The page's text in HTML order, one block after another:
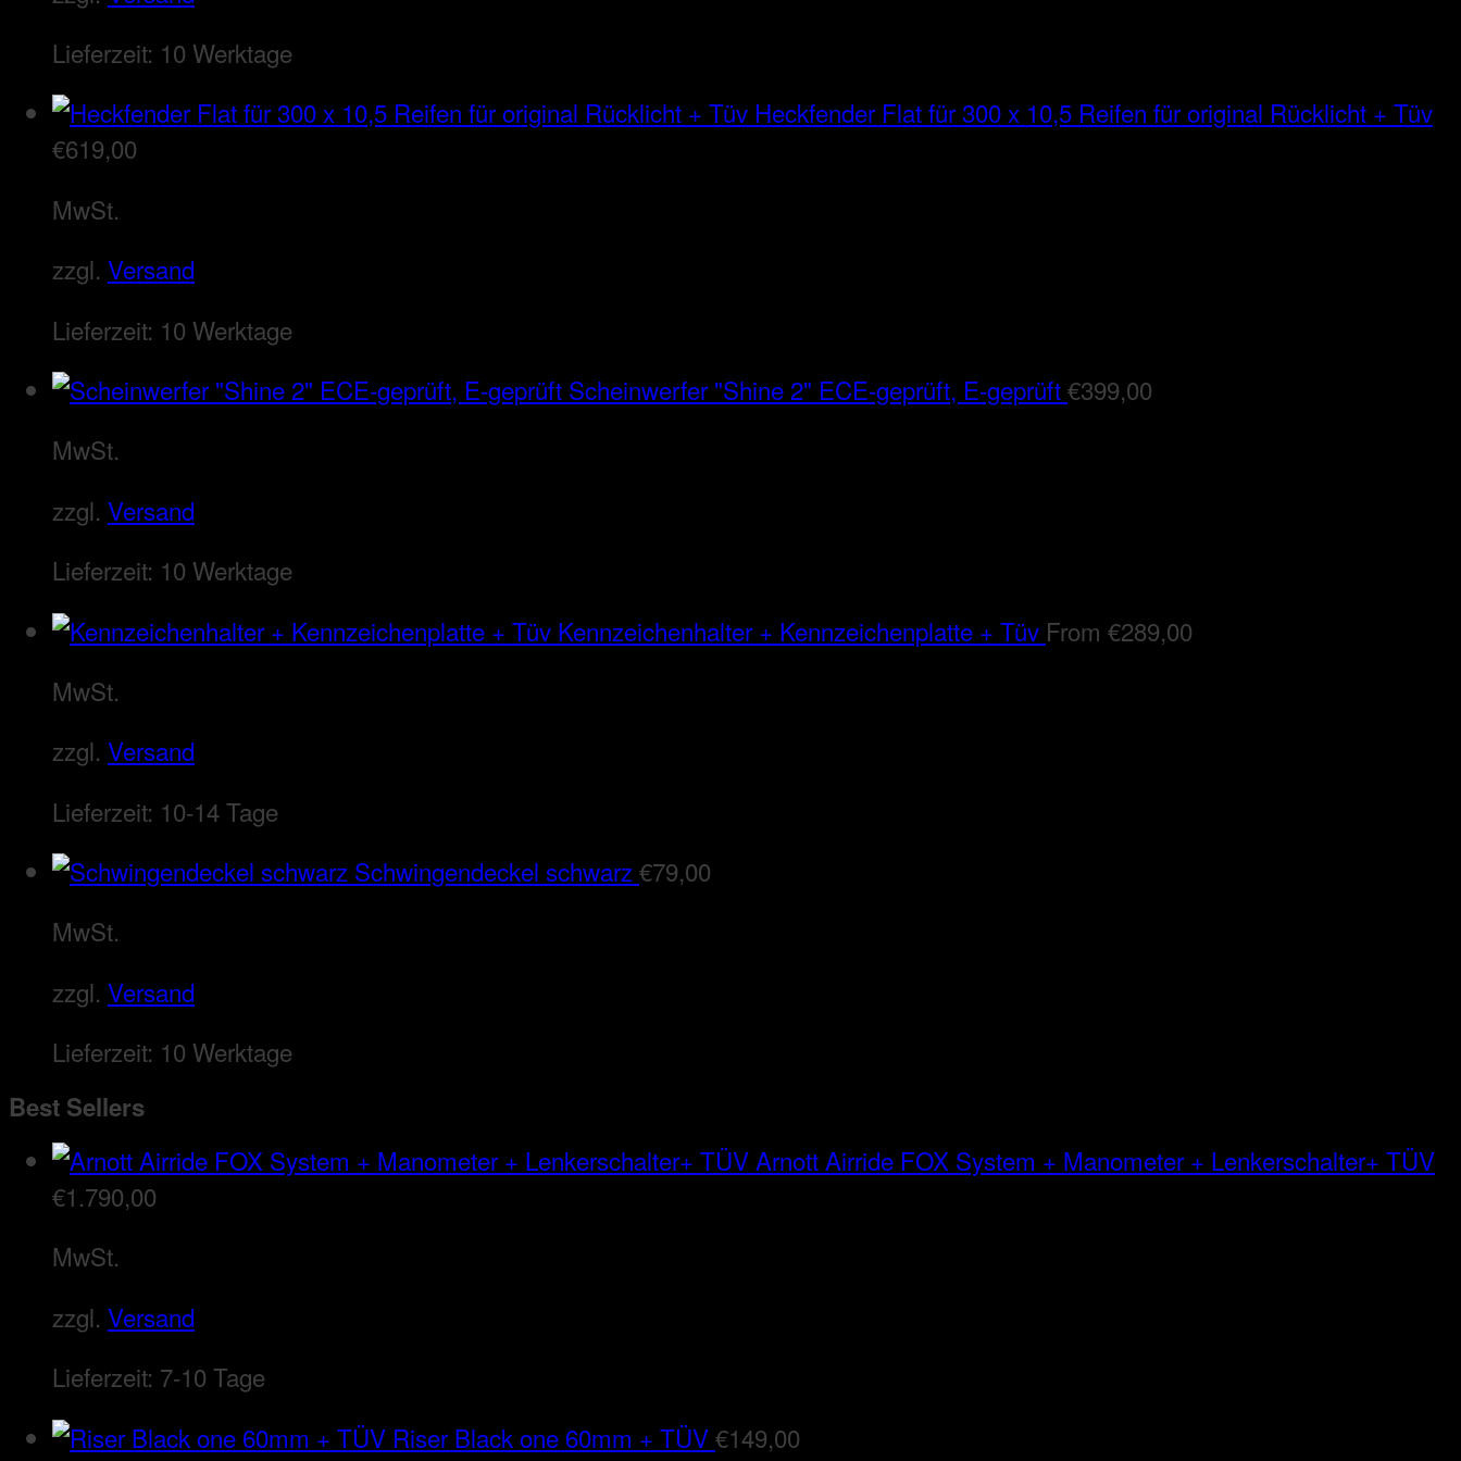
Lieferzeit: 10 Werktage
Heckfender Flat für 300 x 10,5 Reifen für original Rücklicht + Tüv
€619,00
MwSt.
zzgl. Versand
Lieferzeit: 10 Werktage
Scheinwerfer "Shine 2" ECE-geprüft, E-geprüft€399,00
MwSt.
zzgl. Versand
Lieferzeit: 10 Werktage
Kennzeichenhalter + Kennzeichenplatte + Tüv From €289,00
MwSt.
zzgl. Versand
Lieferzeit: 10-14 Tage
Schwingendeckel schwarz€79,00
MwSt.
zzgl. Versand
Lieferzeit: 10 Werktage
Best Sellers
Arnott Airride FOX System + Manometer + Lenkerschalter+ TÜV
€1.790,00
MwSt.
zzgl. Versand
Lieferzeit: 7-10 Tage
Riser Black one 60mm + TÜV€149,00